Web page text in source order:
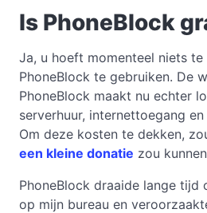
Is PhoneBlock
Ja, u hoeft momenteel niets te
PhoneBlock te gebruiken. De
PhoneBlock maakt nu echter
serverhuur, internettoegang
Om deze kosten te dekken,
een kleine donatie zou
PhoneBlock draaide lange tijd
op mijn bureau en